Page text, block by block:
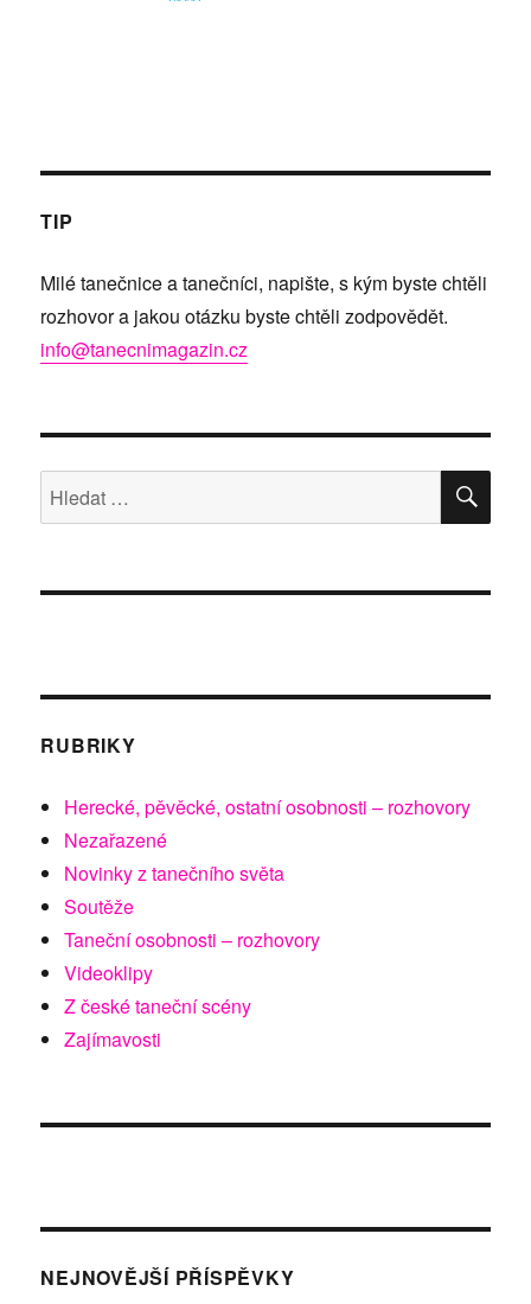
TIP
Milé tanečnice a tanečníci, napište, s kým byste chtěli
rozhovor a jakou otázku byste chtěli zodpovědět.
info@tanecnimagazin.cz
Hledat:
RUBRIKY
Herecké, pěvěcké, ostatní osobnosti – rozhovory
Nezařazené
Novinky z tanečního světa
Soutěže
Taneční osobnosti – rozhovory
Videoklipy
Z české taneční scény
Zajímavosti
NEJNOVĚJŠÍ PŘÍSPĚVKY